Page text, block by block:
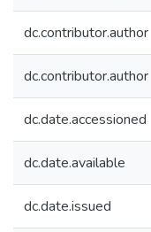
dc.contributor.author
dc.contributor.author
dc.date.accessioned
dc.date.available
dc.date.issued